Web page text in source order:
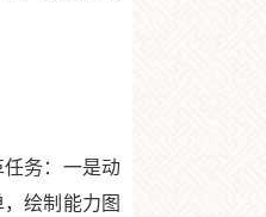
务：一是动
绘制能力图